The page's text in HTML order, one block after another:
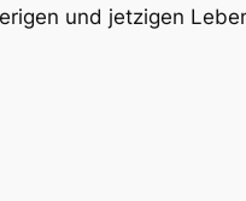
und jetzigen